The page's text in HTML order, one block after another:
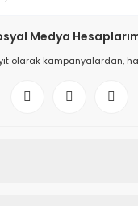
Medya
olarak kampanyalardan,